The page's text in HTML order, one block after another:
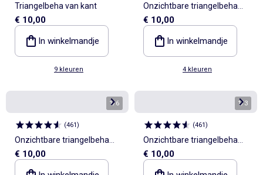
Triangelbeha van kant
€ 10,00
In winkelmandje
9 kleuren
Onzichtbare triangelbeha
van microvezel
€ 10,00
In winkelmandje
4 kleuren
1/6
(461)
Onzichtbare triangelbeha
van microvezel
€ 10,00
1/3
(461)
Onzichtbare triangelbeha
van microvezel
€ 10,00